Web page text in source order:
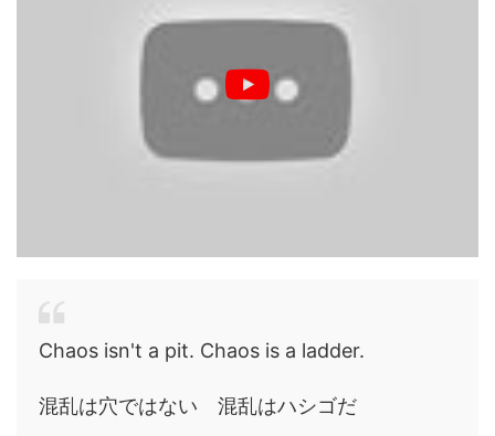
Chaos isn't a pit. Chaos is a ladder.
混乱は穴ではない 混乱はハシゴだ